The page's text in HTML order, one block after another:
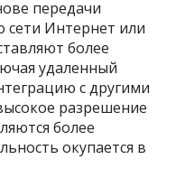
передачи
сети Интернет или
более
удаленный
с другими
разрешение
более
окупается в